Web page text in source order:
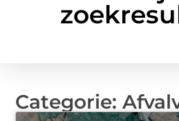
Categorie: